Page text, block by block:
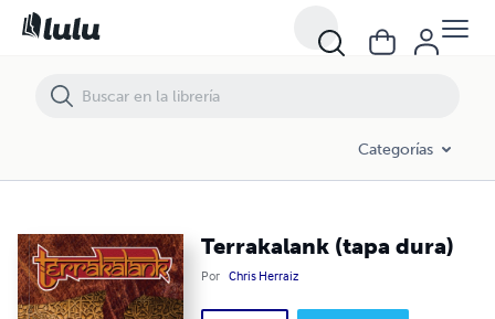
Categorías
Terrakalank (tapa dura)
Por Chris Herraiz
Terrakalank (tapa dura)